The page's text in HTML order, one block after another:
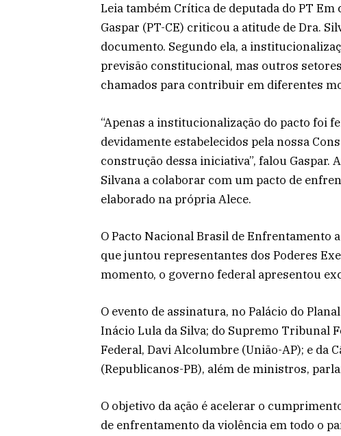
Leia também Crítica de deputada do PT
Gaspar (PT-CE) criticou a atitude de Dra.
documento. Segundo ela, a
previsão constitucional, mas outros
chamados para contribuir em diferentes
“Apenas a institucionalização do pacto foi
devidamente estabelecidos pela nossa
construção dessa iniciativa”, falou
Silvana a colaborar com um pacto de
elaborado na própria Alece.
O Pacto Nacional Brasil de
que juntou representantes dos Poderes
momento, o governo federal apresentou
O evento de assinatura, no Palácio do
Inácio Lula da Silva; do Supremo Tribunal
Federal, Davi Alcolumbre (União-AP); e da
(Republicanos-PB), além de ministros,
O objetivo da ação é acelerar o
de enfrentamento da violência em todo o